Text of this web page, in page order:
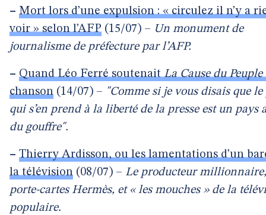
– Mort lors d’une expulsion : « circulez il n’y a
voir » selon l’AFP (15/07) – Un monument de
journalisme de préfecture par l’AFP.
– Quand Léo Ferré soutenaitLa Cause du Peuple
chanson (14/07) – "Comme si je vous disais que le
qui s’en prend à la liberté de la presse est un pays
du gouffre".
– Thierry Ardisson, ou les lamentations d’un
la télévision (08/07) – Le producteur
porte-cartes Hermès, et « les mouches » de la
populaire.